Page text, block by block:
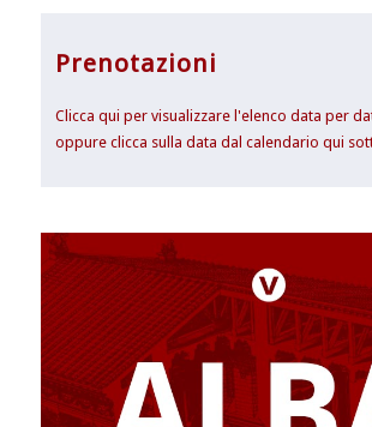
Prenotazioni
Clicca qui per visualizzare l'elenco data per
oppure clicca sulla data dal calendario qui